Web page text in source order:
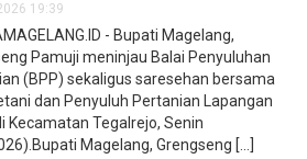
19:39
- Bupati Magelang,
Pamuji meninjau Balai Penyuluhan
(BPP) sekaligus saresehan bersama
dan Penyuluh Pertanian Lapangan
Kecamatan Tegalrejo, Senin
Magelang, Grengseng [...]